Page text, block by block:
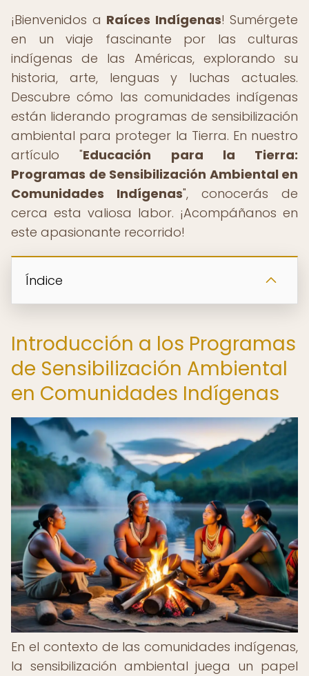
¡Bienvenidos a Raíces Indígenas! Sumérgete
en un viaje fascinante por las culturas
indígenas de las Américas, explorando su
historia, arte, lenguas y luchas actuales.
Descubre cómo las comunidades indígenas
están liderando programas de sensibilización
ambiental para proteger la Tierra. En nuestro
artículo "Educación para la Tierra:
Programas de Sensibilización Ambiental en
Comunidades Indígenas", conocerás de
cerca esta valiosa labor. ¡Acompáñanos en
este apasionante recorrido!
Índice
Introducción a los Programas
de Sensibilización Ambiental
en Comunidades Indígenas
En el contexto de las comunidades indígenas,
la sensibilización ambiental juega un papel